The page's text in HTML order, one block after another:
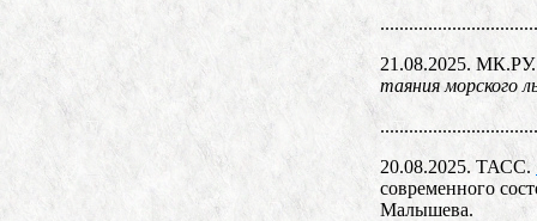
21.08.2025.
таяния морского
20.08.2025. ТАСС.
современного
Малышева.